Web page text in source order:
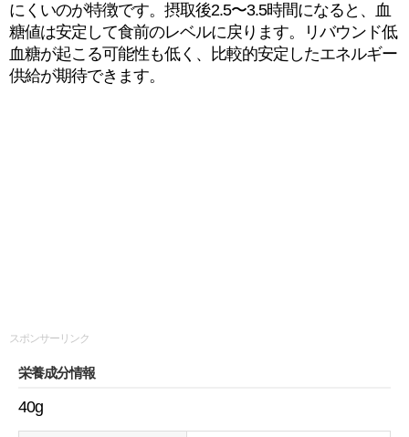
にくいのが特徴です。摂取後2.5〜3.5時間になると、血
糖値は安定して食前のレベルに戻ります。リバウンド低
血糖が起こる可能性も低く、比較的安定したエネルギー
供給が期待できます。
スポンサーリンク
栄養成分情報
40g